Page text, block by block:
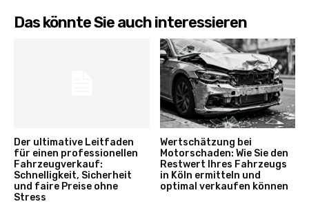
Das könnte Sie auch interessieren
Der ultimative Leitfaden
für einen professionellen
Fahrzeugverkauf:
Schnelligkeit, Sicherheit
und faire Preise ohne
Stress
Wertschätzung bei
Motorschaden: Wie Sie den
Restwert Ihres Fahrzeugs
in Köln ermitteln und
optimal verkaufen können